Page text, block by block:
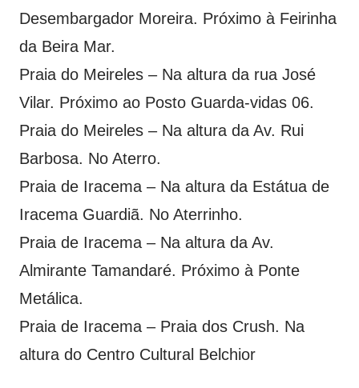
Desembargador Moreira. Próximo à Feirinha
da Beira Mar.
Praia do Meireles – Na altura da rua José
Vilar. Próximo ao Posto Guarda-vidas 06.
Praia do Meireles – Na altura da Av. Rui
Barbosa. No Aterro.
Praia de Iracema – Na altura da Estátua de
Iracema Guardiã. No Aterrinho.
Praia de Iracema – Na altura da Av.
Almirante Tamandaré. Próximo à Ponte
Metálica.
Praia de Iracema – Praia dos Crush. Na
altura do Centro Cultural Belchior